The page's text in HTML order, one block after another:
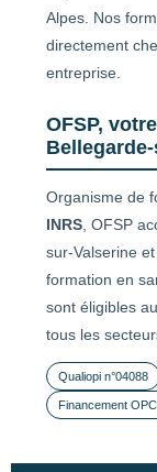
Alpes. Nos
directement
entreprise.
OFSP,
Organisme de
INRS , OFSP
sur-Valserine
formation en
sont éligibles
tous les
Qualiopi n°04088
Financement